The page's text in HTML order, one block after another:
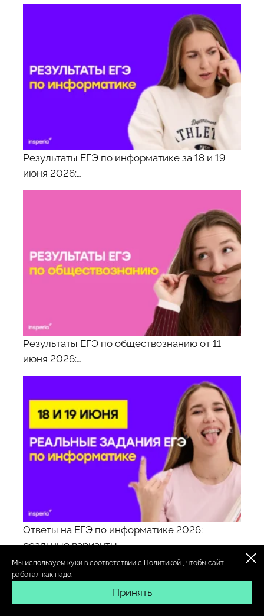
Мы используем куки в соответствии с Политикой , чтобы сайт
работал как надо.
Принять
Результаты ЕГЭ по информатике за 18 и 19
июня 2026:…
Результаты ЕГЭ по обществознанию от 11
июня 2026:…
Ответы на ЕГЭ по информатике 2026:
реальные варианты…